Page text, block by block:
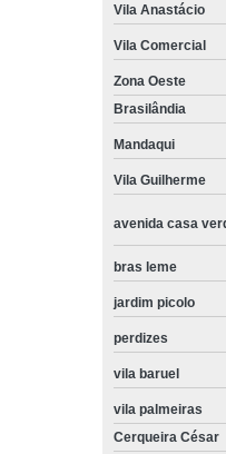
Vila Anastácio
Vila Comercial
Zona Oeste
Brasilândia
Mandaqui
Vila Guilherme
avenida casa
bras leme
jardim picolo
perdizes
vila baruel
vila palmeiras
Cerqueira César